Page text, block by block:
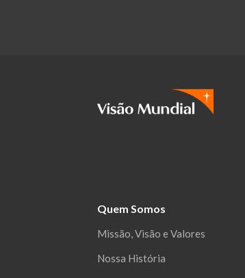
Quem Somos
Missão, Visão e Valores
Nossa História